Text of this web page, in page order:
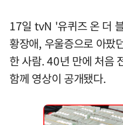
17일 tvN '유퀴즈 온 더
황장애, 우울증으로 아팠
한 사람. 40년 만에 처음
함께 영상이 공개됐다.